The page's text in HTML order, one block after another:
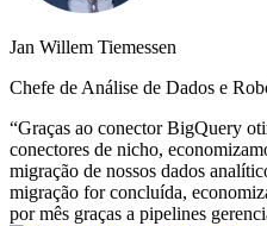
Jan Willem Tiemessen
Chefe de Análise de Dados e
“Graças ao conector BigQuery
conectores de nicho,
migração de nossos dados
migração for concluída,
por mês graças a pipelines